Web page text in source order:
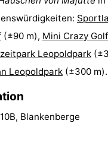
(±90 m), Mini Crazy
Leopoldpark
Leopoldpark (±300 m).
Blankenberge